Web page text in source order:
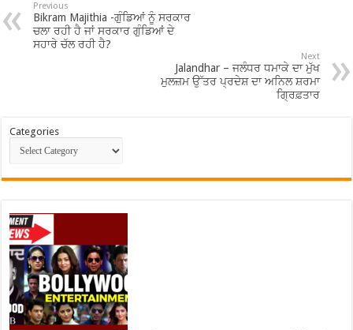
Previous
Bikram Majithia -ਗੁੰਡਿਆਂ ਨੂੰ ਸਰਕਾਰ
ਚਲਾ ਰਹੀ ਹੈ ਜਾਂ ਸਰਕਾਰ ਗੁੰਡਿਆਂ ਦੇ
ਸਹਾਰੇ ਚੱਲ ਰਹੀ ਹੈ?
Next
Jalandhar – ਜਲੰਧਰ ਧਮਾਕੇ ਦਾ ਮੁੱਖ
ਮੁਲਜ਼ਮ ਉੱਤਰ ਪ੍ਰਦੇਸ਼ ਦਾ ਅਨਿਲ ਸ਼ਰਮਾ
ਗ੍ਰਿਫ਼ਤਾਰ
Categories